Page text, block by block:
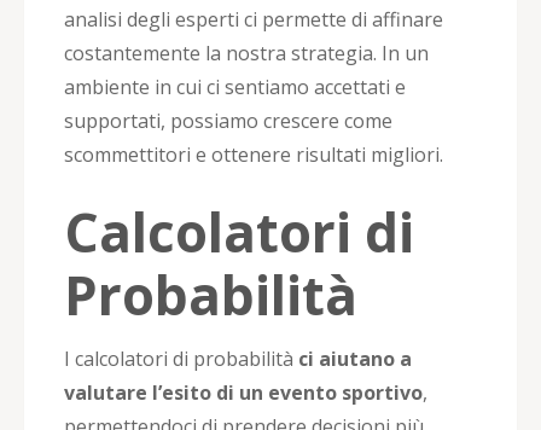
analisi degli esperti ci permette di affinare
costantemente la nostra strategia. In un
ambiente in cui ci sentiamo accettati e
supportati, possiamo crescere come
scommettitori e ottenere risultati migliori.
Calcolatori di
Probabilità
I calcolatori di probabilità ci aiutano a
valutare l’esito di un evento sportivo,